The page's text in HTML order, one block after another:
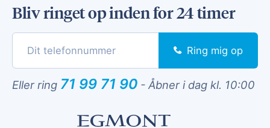
Bliv ringet op inden for 24 timer
Ring mig op
Eller ring 71 99 71 90 - Åbner i dag kl. 10:00